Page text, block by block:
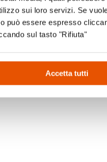
sui loro servizi. Se
può essere espresso
sul tasto "Rifiuta"
Accetta tutti